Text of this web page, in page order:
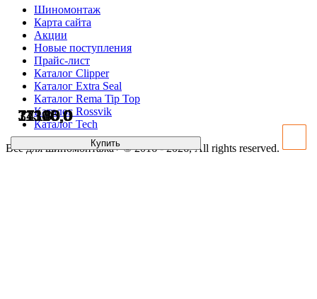
37115,0
Купить
11340,0
Купить
14180,0
Купить
71100,0
Купить
Шиномонтаж
Карта сайта
Акции
Новые поступления
Прайс-лист
Каталог Clipper
Каталог Extra Seal
Каталог Rema Tip Top
Каталог Rossvik
Каталог Tech
Всё для шиномонтажа+ © 2016 - 2026, All rights reserved.